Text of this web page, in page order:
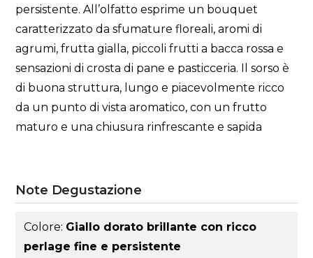
persistente. All’olfatto esprime un bouquet
caratterizzato da sfumature floreali, aromi di
agrumi, frutta gialla, piccoli frutti a bacca rossa e
sensazioni di crosta di pane e pasticceria. Il sorso è
di buona struttura, lungo e piacevolmente ricco
da un punto di vista aromatico, con un frutto
maturo e una chiusura rinfrescante e sapida
Note Degustazione
Colore: Giallo dorato brillante con ricco
perlage fine e persistente